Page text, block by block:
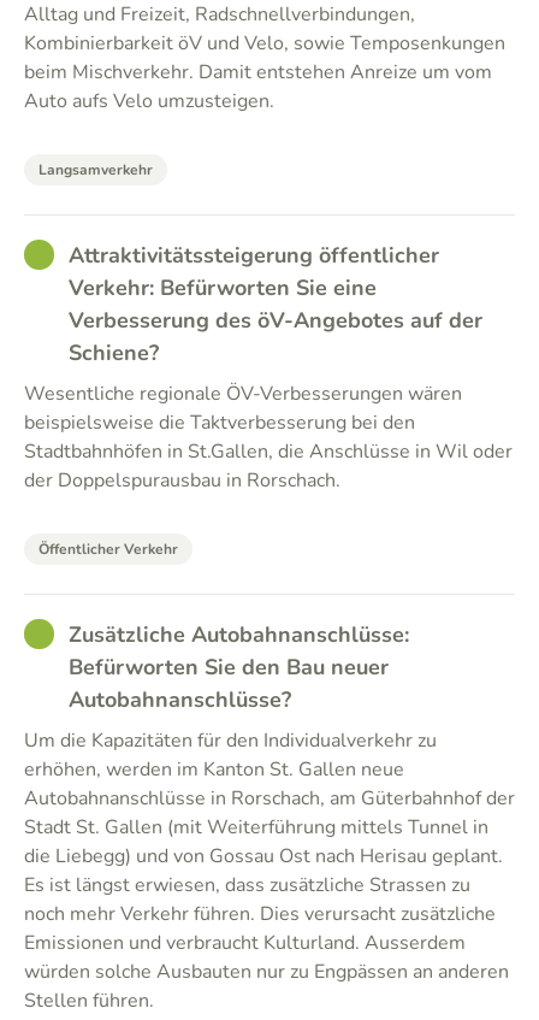
Alltag und Freizeit, Radschnellverbindungen,
Kombinierbarkeit öV und Velo, sowie Temposenkungen
beim Mischverkehr. Damit entstehen Anreize um vom
Auto aufs Velo umzusteigen.
Langsamverkehr
GOODAttraktivitätssteigerung öffentlicher
Verkehr: Befürworten Sie eine
Verbesserung des öV-Angebotes auf der
Schiene?
Wesentliche regionale ÖV-Verbesserungen wären
beispielsweise die Taktverbesserung bei den
Stadtbahnhöfen in St.Gallen, die Anschlüsse in Wil oder
der Doppelspurausbau in Rorschach.
Öffentlicher Verkehr
GOODZusätzliche Autobahnanschlüsse:
Befürworten Sie den Bau neuer
Autobahnanschlüsse?
Um die Kapazitäten für den Individualverkehr zu
erhöhen, werden im Kanton St. Gallen neue
Autobahnanschlüsse in Rorschach, am Güterbahnhof der
Stadt St. Gallen (mit Weiterführung mittels Tunnel in
die Liebegg) und von Gossau Ost nach Herisau geplant.
Es ist längst erwiesen, dass zusätzliche Strassen zu
noch mehr Verkehr führen. Dies verursacht zusätzliche
Emissionen und verbraucht Kulturland. Ausserdem
würden solche Ausbauten nur zu Engpässen an anderen
Stellen führen.